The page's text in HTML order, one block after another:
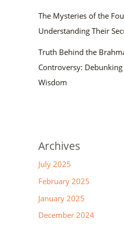
The Mysteries of the
Understanding Their
Truth Behind the
Controversy:
Wisdom
Archives
July 2025
February 2025
January 2025
December 2024